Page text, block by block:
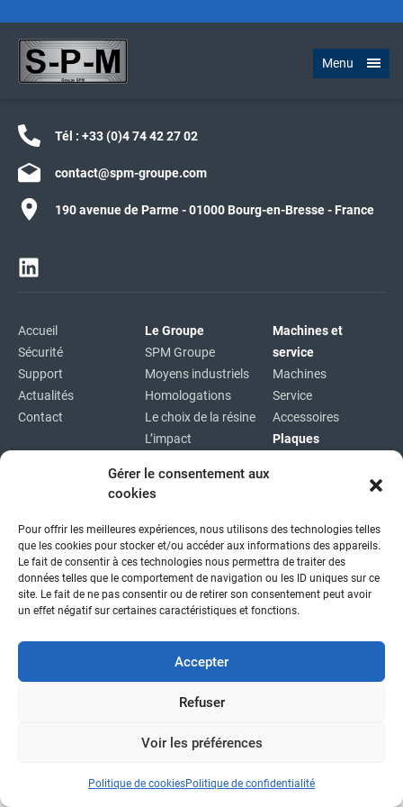
Gérer le consentement aux
cookies
Pour offrir les meilleures expériences, nous utilisons des technologies telles
que les cookies pour stocker et/ou accéder aux informations des appareils.
Le fait de consentir à ces technologies nous permettra de traiter des
données telles que le comportement de navigation ou les ID uniques sur ce
site. Le fait de ne pas consentir ou de retirer son consentement peut avoir
un effet négatif sur certaines caractéristiques et fonctions.
Accepter
Refuser
Voir les préférences
Politique de cookiesPolitique de confidentialité
Menu
Tél : +33 (0)4 74 42 27 02
contact@spm-groupe.com
190 avenue de Parme - 01000 Bourg-en-Bresse - France
Accueil
Sécurité
Support
Actualités
Contact
Le Groupe
SPM Groupe
Moyens industriels
Homologations
Le choix de la résine
L’impact
Machines et
service
Machines
Service
Accessoires
Plaques
Plan du site
Copyright © 2026|Mentions légales|Confidentialité|
fait avec
par l'agence idcom